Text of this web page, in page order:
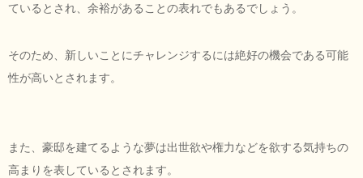
ているとされ、余裕があることの表れでもあるでしょう。
そのため、新しいことにチャレンジするには絶好の機会である可能
性が高いとされます。
また、豪邸を建てるような夢は出世欲や権力などを欲する気持ちの
高まりを表しているとされます。